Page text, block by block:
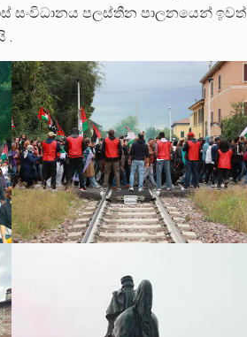
සංවිධානය පලස්තීන පාලනයෙන් ඉවත්
.